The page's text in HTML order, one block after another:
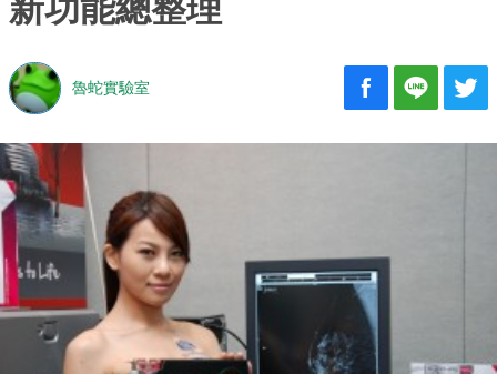
新功能總整理
魯蛇實驗室